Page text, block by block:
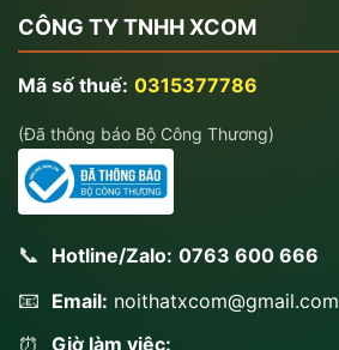
CÔNG TY TNHH XCOM
Mã số thuế: 0315377786
(Đã thông báo Bộ Công Thương)
📞 Hotline/Zalo: 0763 600 666
📧 Email: noithatxcom@gmail.com
Giờ làm việc: